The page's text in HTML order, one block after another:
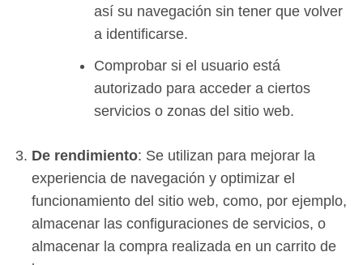
así su navegación sin tener que volver
a identificarse.
Comprobar si el usuario está
autorizado para acceder a ciertos
servicios o zonas del sitio web.
De rendimiento: Se utilizan para mejorar la
experiencia de navegación y optimizar el
funcionamiento del sitio web, como, por ejemplo,
almacenar las configuraciones de servicios, o
almacenar la compra realizada en un carrito de